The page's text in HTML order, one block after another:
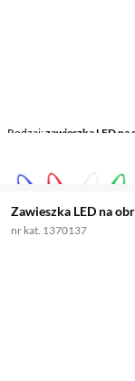
Rodzaj zawieszka LED na
dla kota,
Zawieszka LED na
nr kat. 1370137